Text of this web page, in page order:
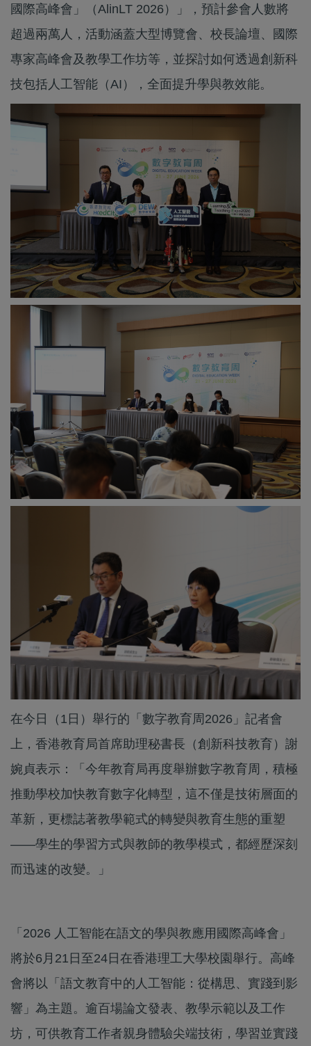
國際高峰會」（AlinLT 2026）」，預計參會人數將
超過兩萬人，活動涵蓋大型博覽會、校長論壇、國際
專家高峰會及教學工作坊等，並探討如何透過創新科
技包括人工智能（AI），全面提升學與教效能。
在今日（1日）舉行的「數字教育周2026」記者會
上，香港教育局首席助理秘書長（創新科技教育）謝
婉貞表示：「今年教育局再度舉辦數字教育周，積極
推動學校加快教育數字化轉型，這不僅是技術層面的
革新，更標誌著教學範式的轉變與教育生態的重塑
——學生的學習方式與教師的教學模式，都經歷深刻
而迅速的改變。」
「2026 人工智能在語文的學與教應用國際高峰會」
將於6月21日至24日在香港理工大學校園舉行。高峰
會將以「語文教育中的人工智能：從構思、實踐到影
響」為主題。逾百場論文發表、教學示範以及工作
坊，可供教育工作者親身體驗尖端技術，學習並實踐